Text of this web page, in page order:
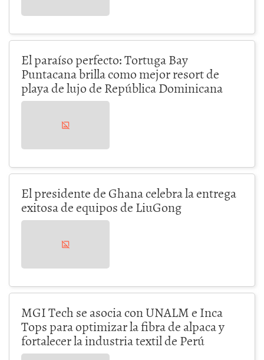
El paraíso perfecto: Tortuga Bay
Puntacana brilla como mejor resort de
playa de lujo de República Dominicana
El presidente de Ghana celebra la entrega
exitosa de equipos de LiuGong
MGI Tech se asocia con UNALM e Inca
Tops para optimizar la fibra de alpaca y
fortalecer la industria textil de Perú